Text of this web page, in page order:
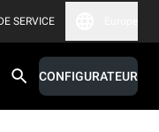
SERVICE
CONFIGURATEUR